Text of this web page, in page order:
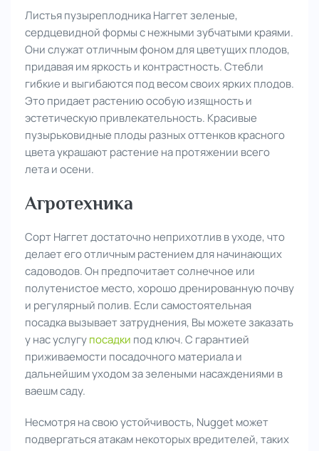
Листья пузыреплодника Наггет зеленые,
сердцевидной формы с нежными зубчатыми краями.
Они служат отличным фоном для цветущих плодов,
придавая им яркость и контрастность. Стебли
гибкие и выгибаются под весом своих ярких плодов.
Это придает растению особую изящность и
эстетическую привлекательность. Красивые
пузырьковидные плоды разных оттенков красного
цвета украшают растение на протяжении всего
лета и осени.
Агротехника
Сорт Наггет достаточно неприхотлив в уходе, что
делает его отличным растением для начинающих
садоводов. Он предпочитает солнечное или
полутенистое место, хорошо дренированную почву
и регулярный полив. Если самостоятельная
посадка вызывает затруднения, Вы можете заказать
у нас услугупосадки под ключ. С гарантией
приживаемости посадочного материала и
дальнейшим уходом за зелеными насаждениями в
ваешм саду.
Несмотря на свою устойчивость, Nugget может
подвергаться атакам некоторых вредителей, таких